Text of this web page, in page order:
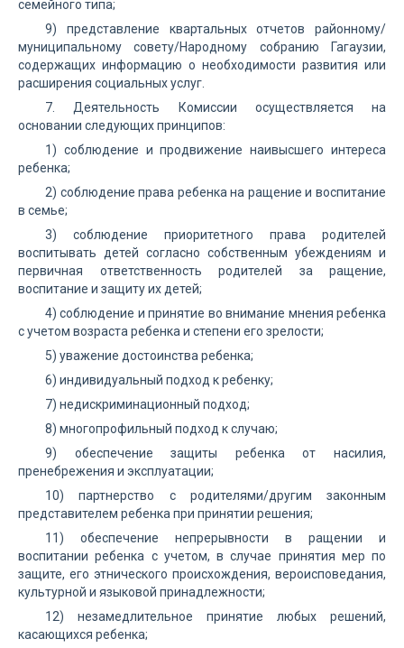
семейного типа;
9) представление квартальных отчетов районному/
муниципальному совету/Народному собранию Гагаузии,
содержащих информацию о необходимости развития или
расширения социальных услуг.
7. Деятельность Комиссии осуществляется на
основании следующих принципов:
1) соблюдение и продвижение наивысшего интереса
ребенка;
2) соблюдение права ребенка на ращение и воспитание
в семье;
3) соблюдение приоритетного права родителей
воспитывать детей согласно собственным убеждениям и
первичная ответственность родителей за ращение,
воспитание и защиту их детей;
4) соблюдение и принятие во внимание мнения ребенка
с учетом возраста ребенка и степени его зрелости;
5) уважение достоинства ребенка;
6) индивидуальный подход к ребенку;
7) недискриминационный подход;
8) многопрофильный подход к случаю;
9) обеспечение защиты ребенка от насилия,
пренебрежения и эксплуатации;
10) партнерство с родителями/другим законным
представителем ребенка при принятии решения;
11) обеспечение непрерывности в ращении и
воспитании ребенка с учетом, в случае принятия мер по
защите, его этнического происхождения, вероисповедания,
культурной и языковой принадлежности;
12) незамедлительное принятие любых решений,
касающихся ребенка;